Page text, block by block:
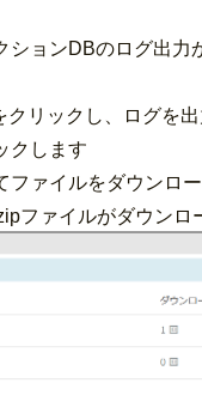
ションDBのログ出力
リックし、ログを
クします
ファイルをダウンロ
ァイルがダウンロ